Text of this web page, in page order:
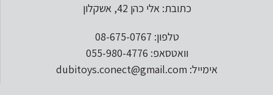
כתובת: אלי כהן 42, אשקלון
טלפון: 08-675-0767
וואטסאפ: 055-980-4776
אימייל: dubitoys.conect@gmail.com